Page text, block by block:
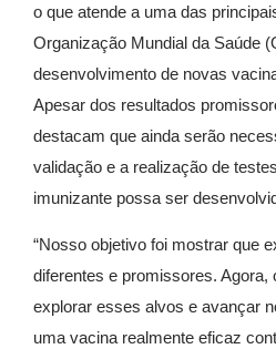
o que atende a uma das
Organização Mundial da Saúde
desenvolvimento de novas
Apesar dos resultados
destacam que ainda serão
validação e a realização de
imunizante possa ser
“Nosso objetivo foi mostrar que
diferentes e promissores. Agora,
explorar esses alvos e avançar
uma vacina realmente eficaz